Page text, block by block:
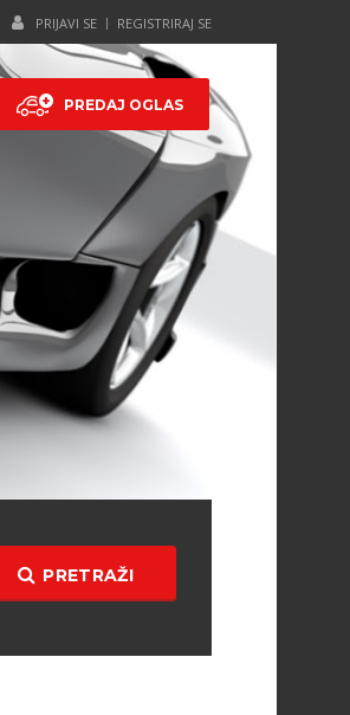
PRIJAVI SE REGISTRIRAJ SE
PREDAJ OGLAS
PRETRAŽI